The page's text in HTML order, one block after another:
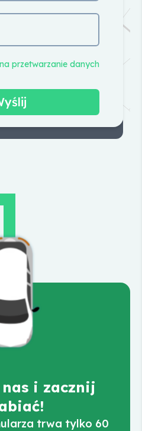
przetwarzanie danych
nas i zacznij
trwa tylko 60